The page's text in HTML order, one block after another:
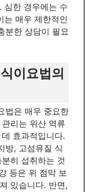
심한 경우에는 수
는 매우 제한적인
분한 상담이 필요
이요법의
법은 매우 중요한
리는 위산 역류
효과적입니다.
방, 고섬유질 식
히 섭취하는 것
등은 위 점막 보
있습니다. 반면,